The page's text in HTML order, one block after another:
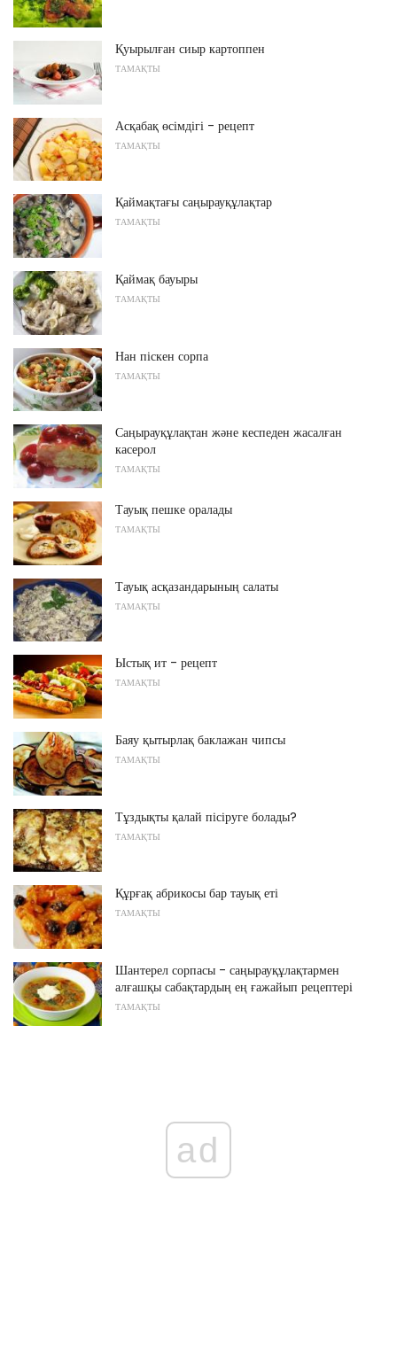
Қуырылған сиыр картоппен
ТАМАҚТЫ
Асқабақ өсімдігі - рецепт
ТАМАҚТЫ
Қаймақтағы саңырауқұлақтар
ТАМАҚТЫ
Қаймақ бауыры
ТАМАҚТЫ
Нан піскен сорпа
ТАМАҚТЫ
Саңырауқұлақтан және кеспеден жасалған
касерол
ТАМАҚТЫ
Тауық пешке оралады
ТАМАҚТЫ
Тауық асқазандарының салаты
ТАМАҚТЫ
Ыстық ит - рецепт
ТАМАҚТЫ
Баяу қытырлақ баклажан чипсы
ТАМАҚТЫ
Тұздықты қалай пісіруге болады?
ТАМАҚТЫ
Құрғақ абрикосы бар тауық еті
ТАМАҚТЫ
Шантерел сорпасы - саңырауқұлақтармен
алғашқы сабақтардың ең ғажайып рецептері
ТАМАҚТЫ
ad